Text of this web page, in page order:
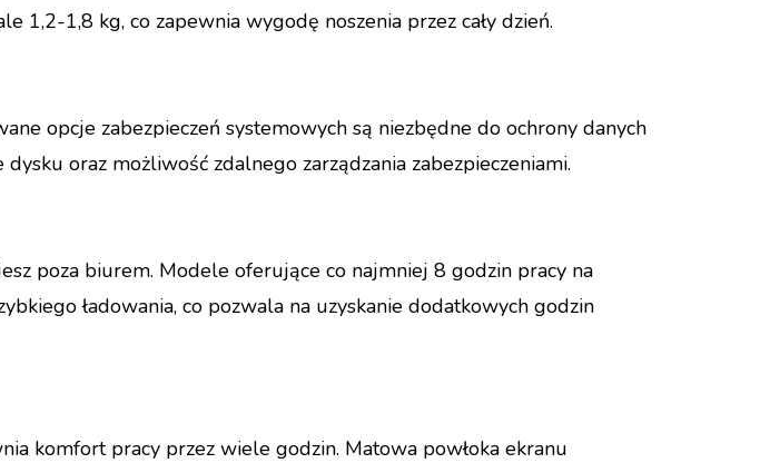
1,2-1,8 kg, co zapewnia wygodę noszenia przez cały dzień.
opcje zabezpieczeń systemowych są niezbędne do ochrony danych
oraz możliwość zdalnego zarządzania zabezpieczeniami.
poza biurem. Modele oferujące co najmniej 8 godzin pracy na
ładowania, co pozwala na uzyskanie dodatkowych godzin
komfort pracy przez wiele godzin. Matowa powłoka ekranu